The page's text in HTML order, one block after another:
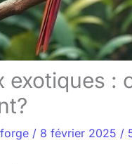
exotiques :
/ 8 février 2025 /